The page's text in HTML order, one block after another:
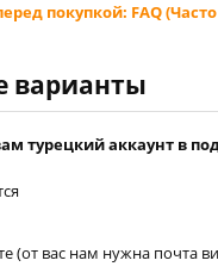
покупкой: FAQ
варианты
турецкий аккаунт в
(от вас нам нужна почта